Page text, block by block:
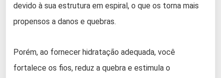
devido à sua estrutura em espiral, o que os torna mais
propensos a danos e quebras.
Porém, ao fornecer hidratação adequada, você
fortalece os fios, reduz a quebra e estimula o